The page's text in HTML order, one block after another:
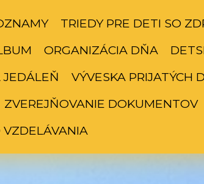
TRIEDY PRE DETI SO
ORGANIZÁCIA DŇA
JEDÁLEŇ
VÝVESKA PRIJATÝCH
ZVEREJŇOVANIE DOKUMENTOV